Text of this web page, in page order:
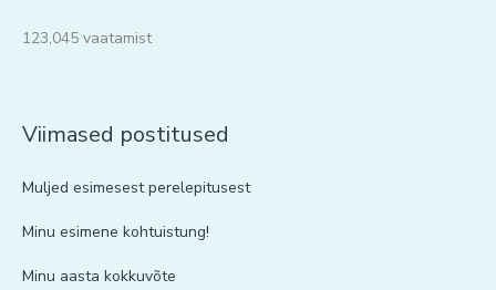
123,045 vaatamist
Viimased postitused
Muljed esimesest perelepitusest
Minu esimene kohtuistung!
Minu aasta kokkuvõte